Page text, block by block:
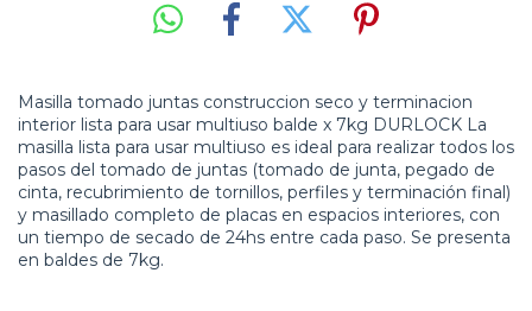
Masilla tomado juntas construccion seco y terminacion
interior lista para usar multiuso balde x 7kg DURLOCK La
masilla lista para usar multiuso es ideal para realizar todos los
pasos del tomado de juntas (tomado de junta, pegado de
cinta, recubrimiento de tornillos, perfiles y terminación final)
y masillado completo de placas en espacios interiores, con
un tiempo de secado de 24hs entre cada paso. Se presenta
en baldes de 7kg.